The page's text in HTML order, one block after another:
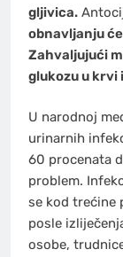
gljivica.
obnavljanju
Zahvaljujući
glukozu u krvi
U narodnoj
urinarnih
60 procenata
problem.
se kod trećine
posle
osobe,